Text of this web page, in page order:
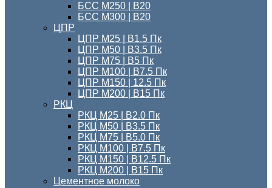
БСС М250 | В20
БСС М300 | В20
ЦПР
ЦПР М25 | B1.5 Пк
ЦПР М50 | B3.5 Пк
ЦПР М75 | B5 Пк
ЦПР М100 | B7.5 Пк
ЦПР М150 | 12.5 Пк
ЦПР М200 | B15 Пк
РКЦ
РКЦ М25 | B2.0 Пк
РКЦ М50 | B3.5 Пк
РКЦ М75 | B5.0 Пк
РКЦ М100 | B7.5 Пк
РКЦ М150 | B12.5 Пк
РКЦ М200 | B15 Пк
Цементное молоко